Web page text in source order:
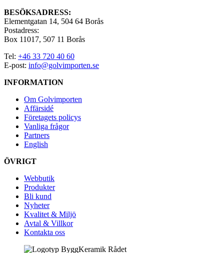
BESÖKSADRESS:
Elementgatan 14, 504 64 Borås
Postadress:
Box 11017, 507 11 Borås
Tel: +46 33 720 40 60
E-post: info@golvimporten.se
INFORMATION
Om Golvimporten
Affärsidé
Företagets policys
Vanliga frågor
Partners
English
ÖVRIGT
Webbutik
Produkter
Bli kund
Nyheter
Kvalitet & Miljö
Avtal & Villkor
Kontakta oss